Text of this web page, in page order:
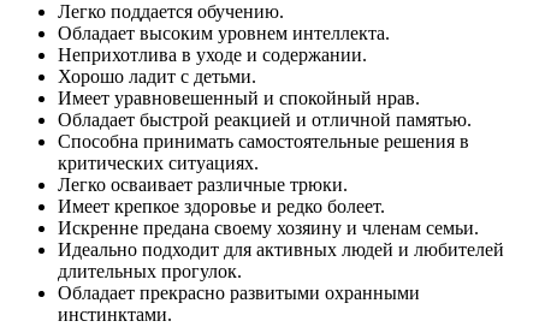
Легко поддается обучению.
Обладает высоким уровнем интеллекта.
Неприхотлива в уходе и содержании.
Хорошо ладит с детьми.
Имеет уравновешенный и спокойный нрав.
Обладает быстрой реакцией и отличной памятью.
Способна принимать самостоятельные решения в
критических ситуациях.
Легко осваивает различные трюки.
Имеет крепкое здоровье и редко болеет.
Искренне предана своему хозяину и членам семьи.
Идеально подходит для активных людей и любителей
длительных прогулок.
Обладает прекрасно развитыми охранными
инстинктами.